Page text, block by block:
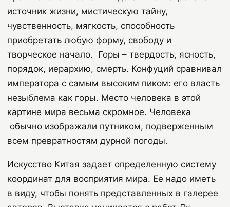
источник жизни, мистическую тайну,
чувственность, мягкость, способность
приобретать любую форму, свободу и
творческое начало. Горы – твердость, ясность,
порядок, иерархию, смерть. Конфуций сравнивал
императора с самым высоким пиком: его власть
незыблема как горы. Место человека в этой
картине мира весьма скромное. Человека
обычно изображали путником, подверженным
всем превратностям дурной погоды.
Искусство Китая задает определенную систему
координат для восприятия мира. Ее надо иметь
в виду, чтобы понять представленных в галерее